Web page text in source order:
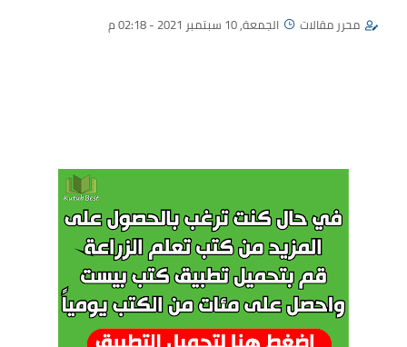
محرر مقالات الجمعة, 10 سبتمبر 2021 - 02:18 م